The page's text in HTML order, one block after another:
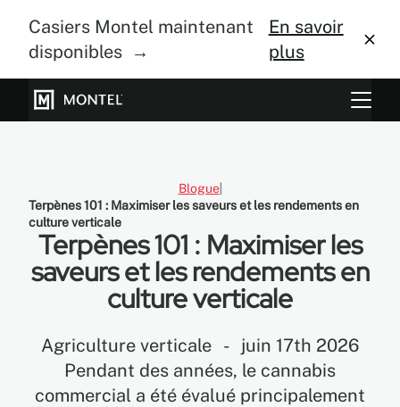
Casiers Montel maintenant
disponibles →
En savoir
plus
À propos
Centre de design
Galerie
Blogue
Terpènes 101 : Maximiser les saveurs et les rendements en
culture verticale
Terpènes 101 : Maximiser les
saveurs et les rendements en
culture verticale
Agriculture verticale - juin 17th 2026
Pendant des années, le cannabis
commercial a été évalué principalement